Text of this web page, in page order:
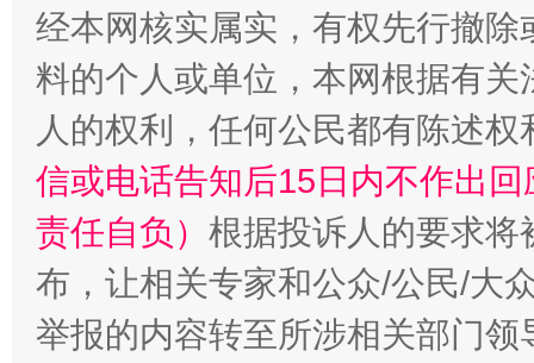
经本网核实属实，有权先行撤
料的个人或单位，本网根据有
人的权利，任何公民都有陈述
信或电话告知后15日内不作出
责任自负） 根据投诉人的要求将
布，让相关专家和公众/公民/大
举报的内容转至所涉相关部门